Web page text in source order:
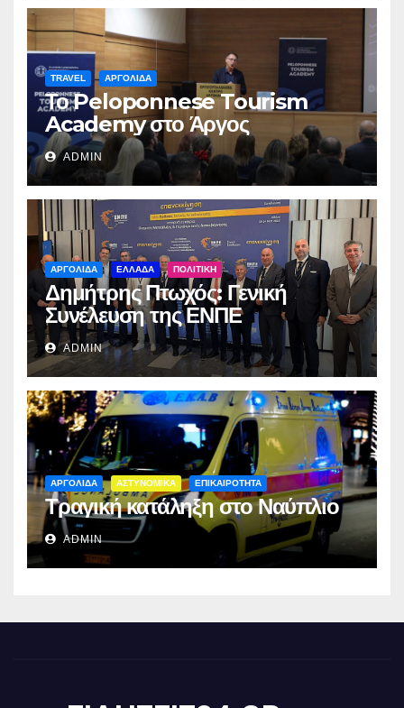
TRAVEL ΑΡΓΟΛΙΔΑ
Το Peloponnese Tourism
Academy στο Άργος
ADMIN
ΑΡΓΟΛΙΔΑ ΕΛΛΑΔΑ ΠΟΛΙΤΙΚΗ
Δημήτρης Πτωχός: Γενική
Συνέλευση της ΕΝΠΕ
ADMIN
ΑΡΓΟΛΙΔΑ ΑΣΤΥΝΟΜΙΚΑ ΕΠΙΚΑΙΡΟΤΗΤΑ
Τραγική κατάληξη στο Ναύπλιο
ADMIN